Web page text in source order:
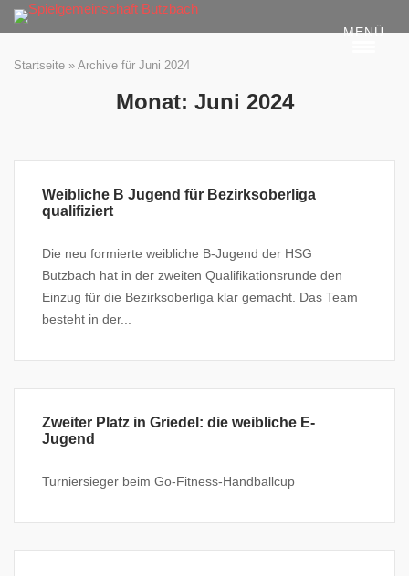
Skip
to
Startseite » Archive für Juni 2024
Monat: Juni 2024
Weibliche B Jugend für Bezirksoberliga
qualifiziert
Die neu formierte weibliche B-Jugend der HSG
Butzbach hat in der zweiten Qualifikationsrunde den
Einzug für die Bezirksoberliga klar gemacht. Das Team
besteht in der...
Zweiter Platz in Griedel: die weibliche E-
Jugend
Turniersieger beim Go-Fitness-Handballcup
MENÜ